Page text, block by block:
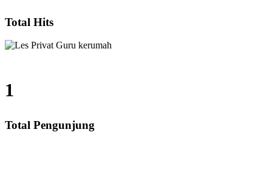
Total Hits
1
Total Pengunjung